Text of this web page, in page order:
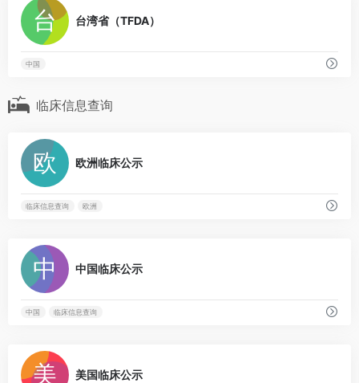
台湾省（TFDA）
中国
临床信息查询
欧洲临床公示
临床信息查询 欧洲
中国临床公示
中国 临床信息查询
美国临床公示